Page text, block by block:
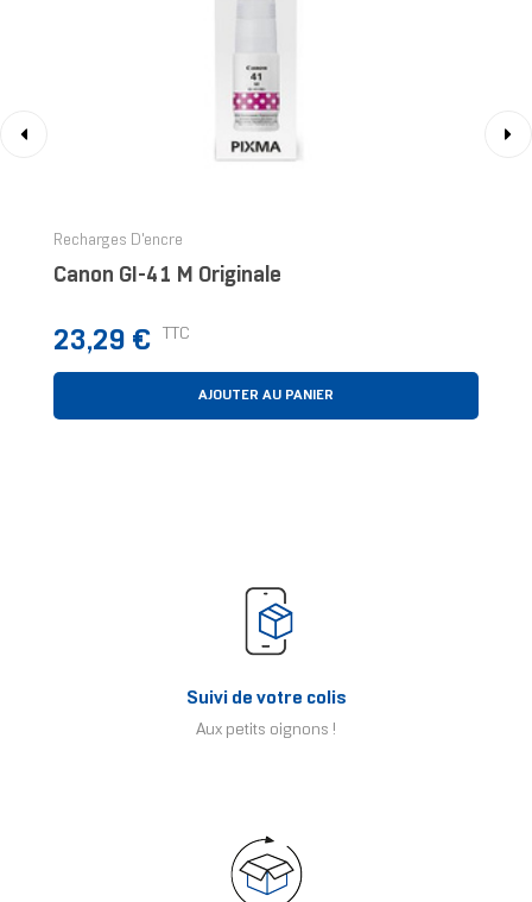
Recharges D'encre
Canon GI-41 M Originale
Prix
23,29 € TTC
AJOUTER AU PANIER
Suivi de votre colis
Aux petits oignons !